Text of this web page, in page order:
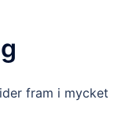
fram i mycket